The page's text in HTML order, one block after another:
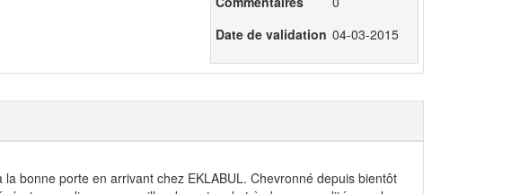
Date de validation 04-03-2015
bonne porte en arrivant chez EKLABUL. Chevronné depuis bientôt